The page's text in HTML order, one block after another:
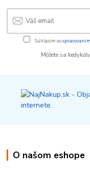
Súhlasím so
Môžete sa
O našom eshope